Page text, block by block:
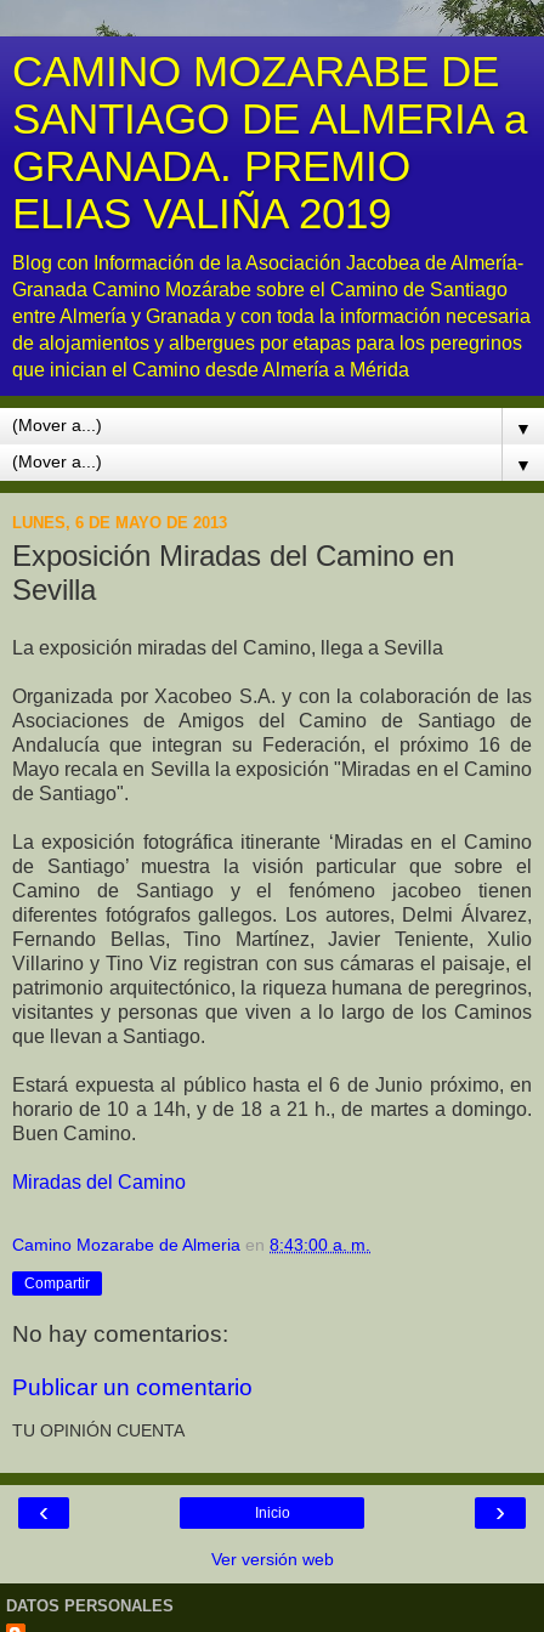
CAMINO MOZARABE DE
SANTIAGO DE ALMERIA a
GRANADA. PREMIO
ELIAS VALIÑA 2019
Blog con Información de la Asociación Jacobea de Almería-
Granada Camino Mozárabe sobre el Camino de Santiago
entre Almería y Granada y con toda la información necesaria
de alojamientos y albergues por etapas para los peregrinos
que inician el Camino desde Almería a Mérida
▼
▼
LUNES, 6 DE MAYO DE 2013
Exposición Miradas del Camino en
Sevilla
La exposición miradas del Camino, llega a Sevilla
Organizada por Xacobeo S.A. y con la colaboración de las
Asociaciones de Amigos del Camino de Santiago de
Andalucía que integran su Federación, el próximo 16 de
Mayo recala en Sevilla la exposición "Miradas en el Camino
de Santiago".
La exposición fotográfica itinerante ‘Miradas en el Camino
de Santiago’ muestra la visión particular que sobre el
Camino de Santiago y el fenómeno jacobeo tienen
diferentes fotógrafos gallegos. Los autores, Delmi Álvarez,
Fernando Bellas, Tino Martínez, Javier Teniente, Xulio
Villarino y Tino Viz registran con sus cámaras el paisaje, el
patrimonio arquitectónico, la riqueza humana de peregrinos,
visitantes y personas que viven a lo largo de los Caminos
que llevan a Santiago.
Estará expuesta al público hasta el 6 de Junio próximo, en
horario de 10 a 14h, y de 18 a 21 h., de martes a domingo.
Buen Camino.
Miradas del Camino
Camino Mozarabe de Almeria en 8:43:00 a. m.
Compartir
No hay comentarios:
Publicar un comentario
TU OPINIÓN CUENTA
‹ ›
Inicio
Ver versión web
DATOS PERSONALES